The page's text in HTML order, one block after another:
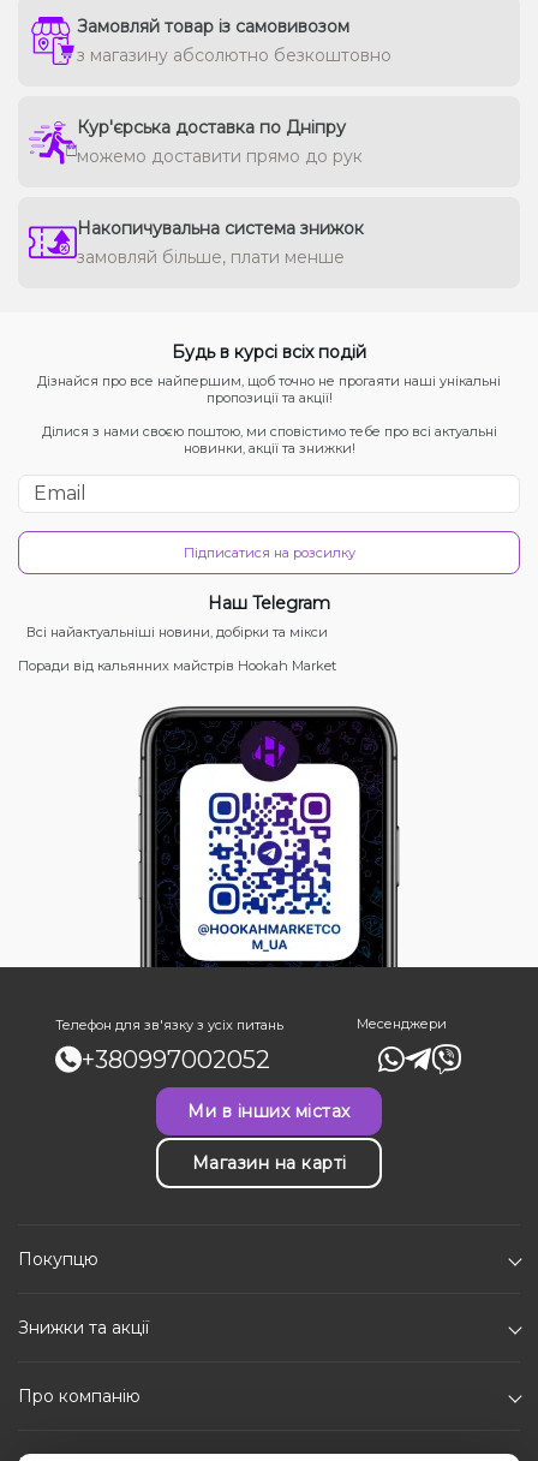
Замовляй товар із самовивозом
з магазину абсолютно безкоштовно
Кур'єрська доставка по Дніпру
можемо доставити прямо до рук
Накопичувальна система знижок
замовляй більше, плати менше
Будь в курсі всіх подій
Дізнайся про все найпершим, щоб точно не прогаяти наші унікальні
пропозиції та акції!
Ділися з нами своєю поштою, ми сповістимо тебе про всі актуальні
новинки, акції та знижки!
Підписатися на розсилку
Наш Telegram
Всі найактуальніші новини, добірки та мікси
Поради від кальянних майстрів Hookah Market
Телефон для зв'язку з усіх питань
+380997002052
Месенджери
Ми в інших містах
Магазин на карті
Покупцю
Знижки та акції
Про компанію